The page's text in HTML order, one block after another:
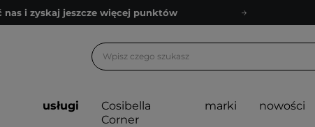
nas i zyskaj jeszcze więcej punktów
konsultacje kosmetologiczne
nas i zyskaj jeszcze więcej punktów
usługi
Cosibella
Corner
marki nowości